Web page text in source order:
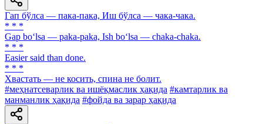
Гап бўлса — пака-пака, Иш бўлса — чака-чака.
* * *
Gap bo‘lsa — paka-paka, Ish bo‘lsa — chaka-chaka.
* * *
Easier said than done.
* * *
Хвастать — не косить, спина не болит.
#меҳнатсеварлик ва ишёқмаслик ҳақида #камтарлик ва
манманлик ҳақида #фойда ва зарар ҳақида